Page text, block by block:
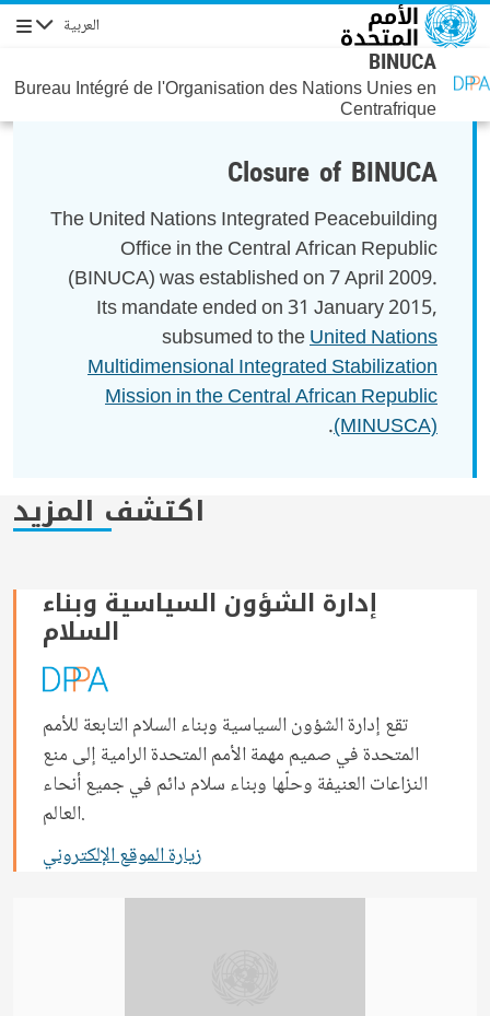
تجاوز إلى المحتوى الرئيسي العربية التنقل
BINUCA
Bureau Intégré de l'Organisation des Nations Unies en
Centrafrique
Closure of BINUCA
The United Nations Integrated Peacebuilding
Office in the Central African Republic
(BINUCA) was established on 7 April 2009.
Its mandate ended on 31 January 2015,
subsumed to theUnited Nations
Multidimensional Integrated Stabilization
Mission in the Central African Republic
(MINUSCA)
.
اكتشف المزيد
إدارة الشؤون السياسية وبناء
السلام
تقع إدارة الشؤون السياسية وبناء السلام التابعة للأمم
المتحدة في صميم مهمة الأمم المتحدة الرامية إلى منع
النزاعات العنيفة وحلّها وبناء سلام دائم في جميع أنحاء
العالم.
زيارة الموقع الإلكتروني